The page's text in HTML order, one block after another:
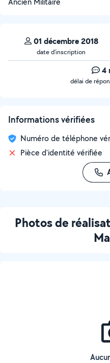
01 décembre 2018
date d’inscription
4
délai de
Informations vérifiées
Numéro de téléphone
Pièce d'identité vérifiée
Photos de